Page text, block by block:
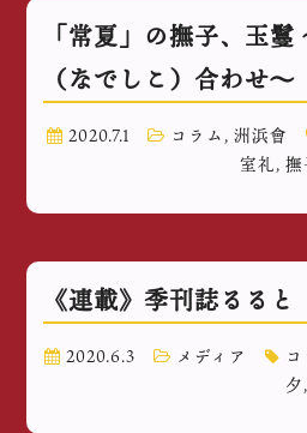
「常夏」の撫子、玉
（なでしこ）合わせ〜
2020.7.1 コラム , 洲浜會
室礼, 撫
《連載》季刊誌るる
2020.6.3 メディア
夕,